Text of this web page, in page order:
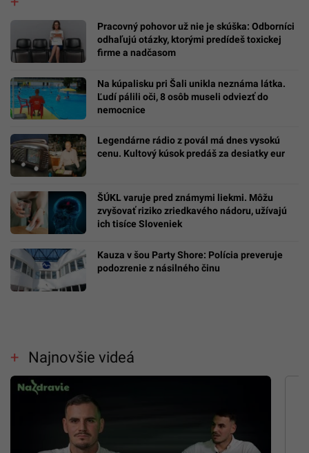
Pracovný pohovor už nie je skúška: Odborníci
odhaľujú otázky, ktorými predídeš toxickej
firme a nadčasom
Na kúpalisku pri Šali unikla neznáma látka.
Ľudí pálili oči, 8 osôb museli odviezť do
nemocnice
Legendárne rádio z povál má dnes vysokú
cenu. Kultový kúsok predáš za desiatky eur
ŠÚKL varuje pred známymi liekmi. Môžu
zvyšovať riziko zriedkavého nádoru, užívajú
ich tisíce Sloveniek
Kauza v šou Party Shore: Polícia preveruje
podozrenie z násilného činu
Najnovšie videá